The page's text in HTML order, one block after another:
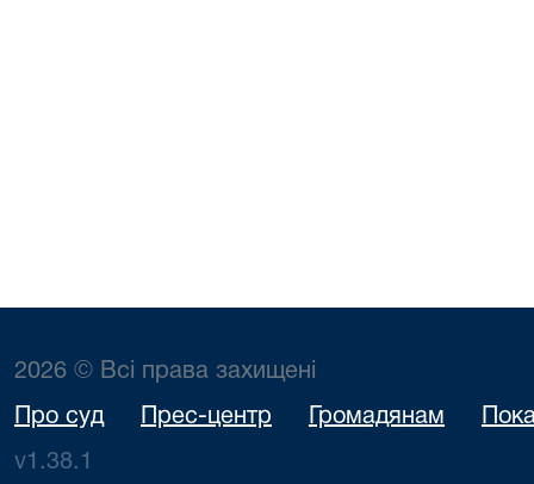
2026 © Всі права захищені
Про суд Прес-центр Громадянам
v1.38.1